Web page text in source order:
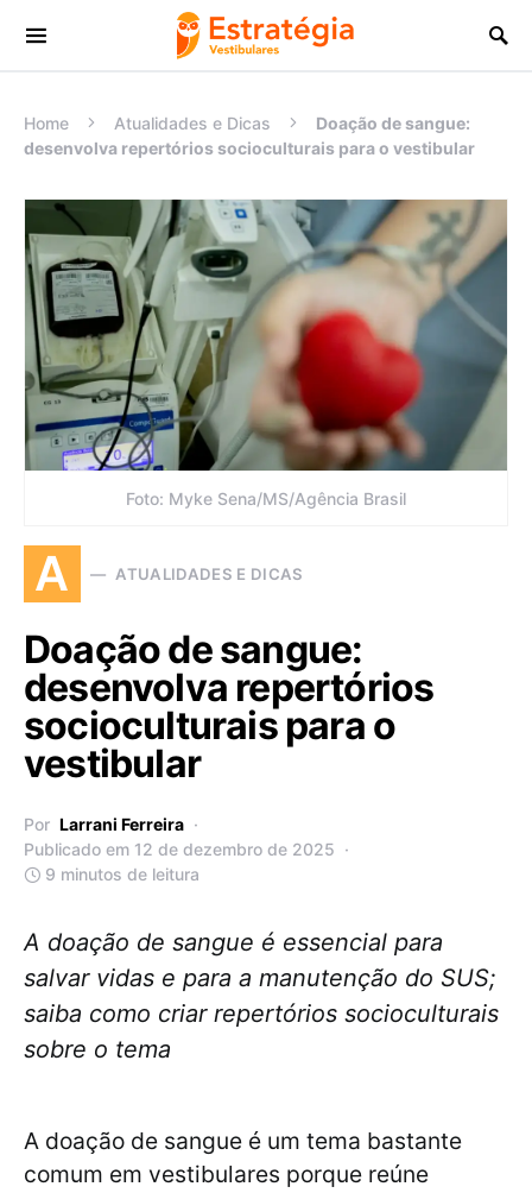
Procurar:
Home Atualidades e Dicas
Doação de sangue:
desenvolva repertórios socioculturais para o vestibular
Foto: Myke Sena/MS/Agência Brasil
A ATUALIDADES E DICAS
Doação de sangue:
desenvolva repertórios
socioculturais para o
vestibular
Por Larrani Ferreira
Publicado em 12 de dezembro de 2025
9 minutos de leitura
A doação de sangue é essencial para
salvar vidas e para a manutenção do SUS;
saiba como criar repertórios socioculturais
sobre o tema
A doação de sangue é um tema bastante
comum em vestibulares porque reúne